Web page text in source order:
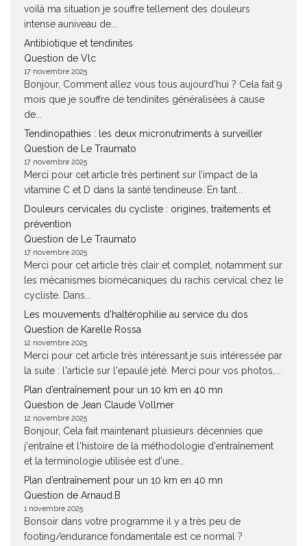
voilà ma situation je souffre tellement des douleurs
intense auniveau de...
Antibiotique et tendinites
Question de Vlc
17 novembre 2025
Bonjour, Comment allez vous tous aujourd'hui ? Cela fait 9
mois que je souffre de tendinites généralisées à cause
de...
Tendinopathies : les deux micronutriments à surveiller
Question de Le Traumato
17 novembre 2025
Merci pour cet article très pertinent sur l’impact de la
vitamine C et D dans la santé tendineuse. En tant...
Douleurs cervicales du cycliste : origines, traitements et
prévention
Question de Le Traumato
17 novembre 2025
Merci pour cet article très clair et complet, notamment sur
les mécanismes biomécaniques du rachis cervical chez le
cycliste. Dans...
Les mouvements d’haltérophilie au service du dos
Question de Karelle Rossa
12 novembre 2025
Merci pour cet article très intéressant.je suis intéressée par
la suite : l'article sur l'epaulé jeté. Merci pour vos photos,...
Plan d’entraînement pour un 10 km en 40 mn
Question de Jean Claude Vollmer
12 novembre 2025
Bonjour, Cela fait maintenant pluisieurs décennies que
j'entraîne et l'histoire de la méthodologie d'entraînement
et la terminologie utilisée est d'une...
Plan d’entraînement pour un 10 km en 40 mn
Question de Arnaud.B
1 novembre 2025
Bonsoir dans votre programme il y a très peu de
footing/endurance fondamentale est ce normal ?